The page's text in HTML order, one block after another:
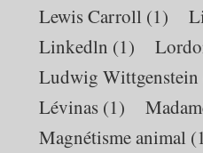
Lewis Carroll (1)
Linkedln (1)
Ludwig Wittgenstein
Lévinas (1)
Magnétisme animal